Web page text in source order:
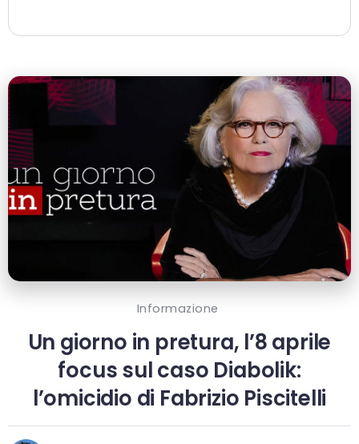
Informazione
Un giorno in pretura, l’8 aprile
focus sul caso Diabolik:
l’omicidio di Fabrizio Piscitelli